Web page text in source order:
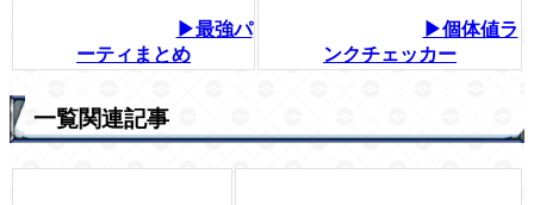
▶最強パ
ーティまとめ
▶個体値ラ
ンクチェッカー
一覧関連記事